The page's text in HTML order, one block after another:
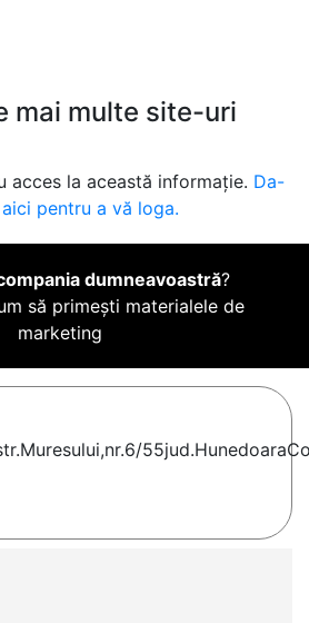
mai multe site-uri
acces la această informație. Da-
pentru a vă loga.
dumneavoastră?
să primești materialele de
marketing